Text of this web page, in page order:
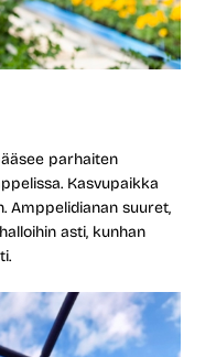
parhaiten
Kasvupaikka
Amppelidianan suuret,
asti, kunhan